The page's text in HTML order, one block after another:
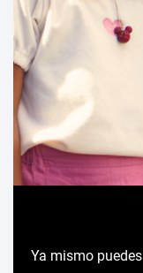
Ya mismo